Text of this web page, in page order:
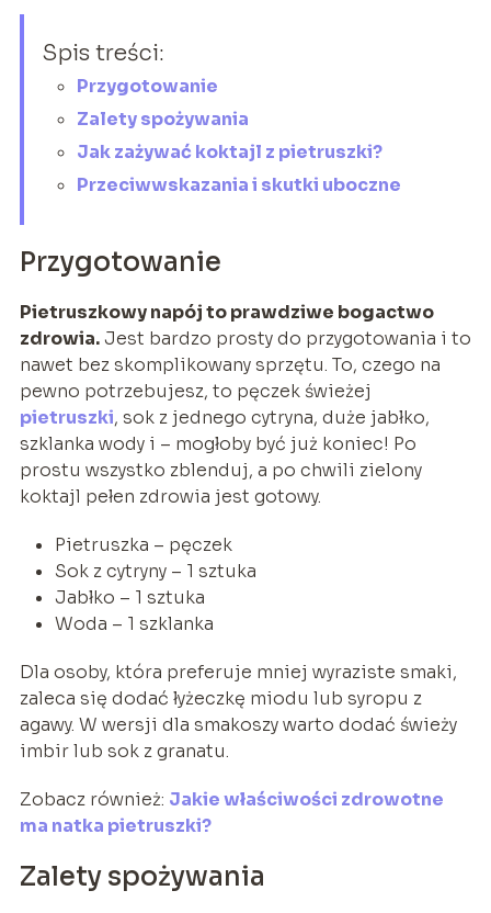
Spis treści:
Przygotowanie
Zalety spożywania
Jak zażywać koktajl z pietruszki?
Przeciwwskazania i skutki uboczne
Przygotowanie
Pietruszkowy napój to prawdziwe bogactwo
zdrowia.Jest bardzo prosty do przygotowania i to
nawet bez skomplikowany sprzętu. To, czego na
pewno potrzebujesz, to pęczek świeżej
pietruszki, sok z jednego cytryna, duże jabłko,
szklanka wody i – mogłoby być już koniec! Po
prostu wszystko zblenduj, a po chwili zielony
koktajl pełen zdrowia jest gotowy.
Pietruszka – pęczek
Sok z cytryny – 1 sztuka
Jabłko – 1 sztuka
Woda – 1 szklanka
Dla osoby, która preferuje mniej wyraziste smaki,
zaleca się dodać łyżeczkę miodu lub syropu z
agawy. W wersji dla smakoszy warto dodać świeży
imbir lub sok z granatu.
Zobacz również: Jakie właściwości zdrowotne
ma natka pietruszki?
Zalety spożywania